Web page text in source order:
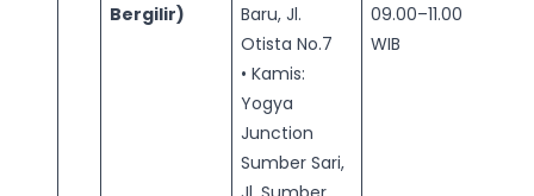
Bergilir)
Baru, Jl.
Otista No.7
• Kamis:
Yogya
Junction
Sumber Sari,
09.00–11.00
WIB